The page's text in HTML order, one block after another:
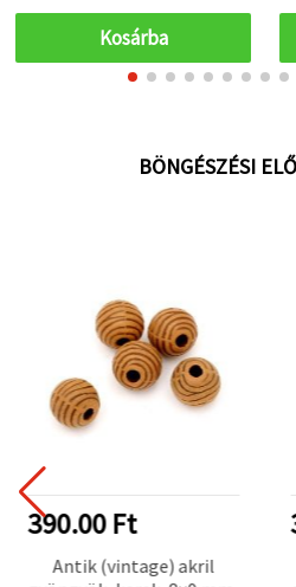
Kosárba
BÖNGÉSZÉSI
390.00 Ft
Antik (vintage) akril